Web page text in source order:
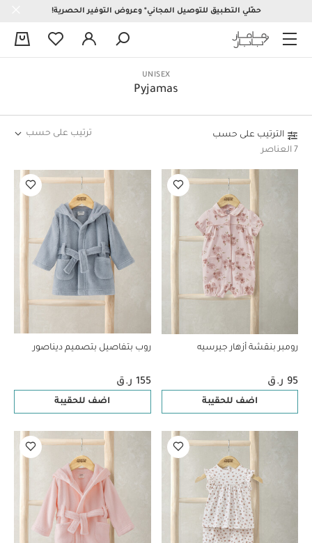
حمّلي التطبيق للتوصيل المجاني* وعروض التوفير الحصرية!
UNISEX
Pyjamas
الترتيب على حسب
7 العناصر
ترتيب على حسب
رومبر بنقشة أزهار جيرسيه
95 ر.ق
اضف للحقيبة
روب بتفاصيل بتصميم ديناصور
155 ر.ق
اضف للحقيبة